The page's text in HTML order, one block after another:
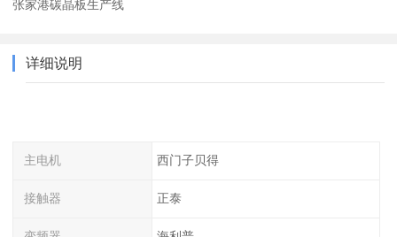
张家港碳晶板生产线
详细说明
主电机 西门子贝得
接触器 正泰